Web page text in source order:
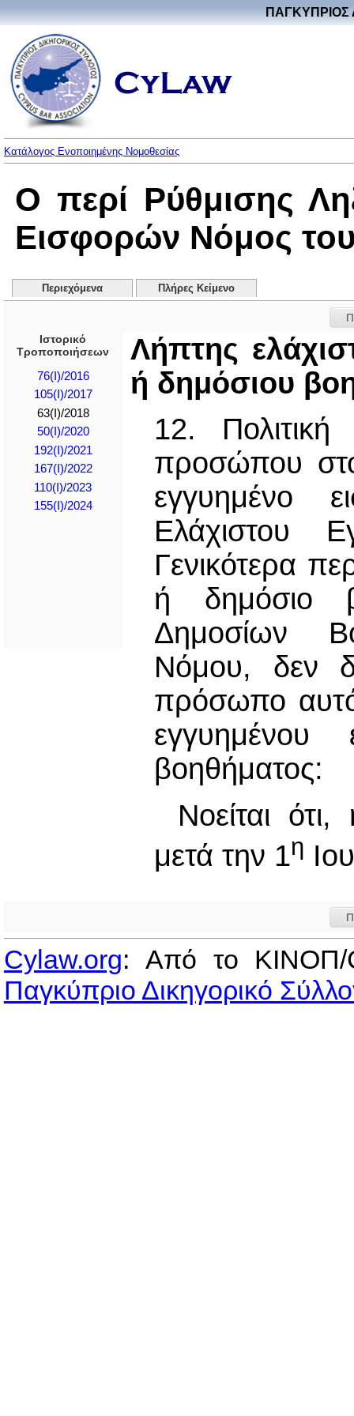
ΠΑΓΚΥΠΡΙΟΣ
Κατάλογος Ενοποιημένης Νομοθεσίας
Ο περί Ρύθμισης
Εισφορών Νόμος
Περιεχόμενα Πλήρες Κείμενο
Ιστορικό
Τροποποιήσεων
76(I)/2016
105(I)/2017
63(I)/2018
50(I)/2020
192(I)/2021
167(I)/2022
110(I)/2023
155(I)/2024
Λήπτης
ή δημόσιου
12.
προσώπου στο
εγγυημένο
Ελάχιστου
Γενικότερα
ή δημόσιο
Δημοσίων
Νόμου, δεν
πρόσωπο αυτό
εγγυημένου
βοηθήματος:
Νοείται
μετά την 1η
Cylaw.org: Από το
Παγκύπριο Δικηγορικό